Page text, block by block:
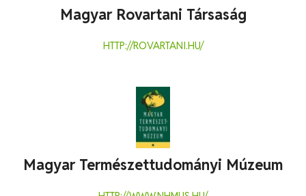
Magyar Rovartani Társaság
HTTP://ROVARTANI.HU/
Magyar Természettudományi Múzeum